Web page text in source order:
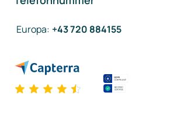
Europa: +43 720 884155